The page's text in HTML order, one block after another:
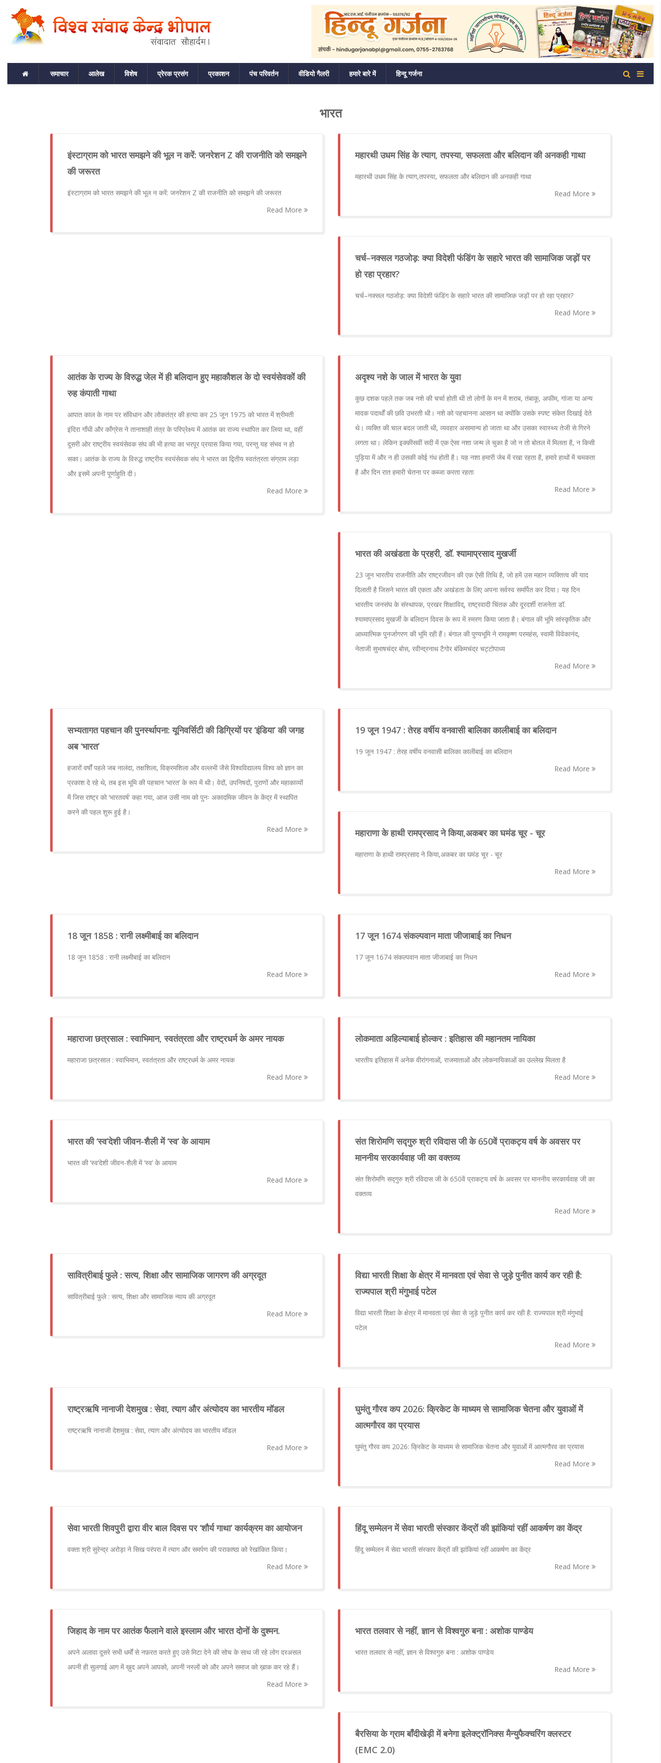
समाचार आलेख विशेष प्रेरक प्रसंग प्रकाशन पंच परिवर्तन वीडियो गैलरी हमारे बारे में हिन्दू गर्जना
भारत
इंस्टाग्राम को भारत समझने की भूल न करें: जनरेशन Z की राजनीति को समझने
की जरूरत
इंस्टाग्राम को भारत समझने की भूल न करें: जनरेशन Z की राजनीति को समझने की जरूरत
Read More
महारथी उधम सिंह के त्याग, तपस्या, सफलता और बलिदान की अनकही गाथा
महारथी उधम सिंह के त्याग,तपस्या, सफलता और बलिदान की अनकही गाथा
Read More
चर्च–नक्सल गठजोड़: क्या विदेशी फंडिंग के सहारे भारत की सामाजिक जड़ों पर
हो रहा प्रहार?
चर्च–नक्सल गठजोड़: क्या विदेशी फंडिंग के सहारे भारत की सामाजिक जड़ों पर हो रहा प्रहार?
Read More
आतंक के राज्य के विरुद्ध जेल में ही बलिदान हुए महाकौशल के दो स्वयंसेवकों की
रुह कंपाती गाथा
आपात काल के नाम पर संविधान और लोकतंत्र की हत्या कर 25 जून 1975 को भारत में श्रीमती
इंदिरा गाँधी और कॉंग्रेस ने तानाशाही तंत्र के परिप्रेक्ष्य में आतंक का राज्य स्थापित कर लिया था, वहीं
दूसरी ओर राष्ट्रीय स्वयंसेवक संघ की भी हत्या का भरपूर प्रयास किया गया, परन्तु यह संभव न हो
सका। आतंक के राज्य के विरुद्ध राष्ट्रीय स्वयंसेवक संघ ने भारत का द्वितीय स्वतंत्रता संग्राम लड़ा
और इसमें अपनी पूर्णाहुति दी।
Read More
अदृश्य नशे के जाल में भारत के युवा
कुछ दशक पहले तक जब नशे की चर्चा होती थी तो लोगों के मन में शराब, तंबाकू, अफीम, गांजा या अन्य
मादक पदार्थों की छवि उभरती थी। नशे को पहचानना आसान था क्योंकि उसके स्पष्ट संकेत दिखाई देते
थे। व्यक्ति की चाल बदल जाती थी, व्यवहार असामान्य हो जाता था और उसका स्वास्थ्य तेजी से गिरने
लगता था। लेकिन इक्कीसवीं सदी में एक ऐसा नशा जन्म ले चुका है जो न तो बोतल में मिलता है, न किसी
पुड़िया में और न ही उसकी कोई गंध होती है। यह नशा हमारी जेब में रखा रहता है, हमारे हाथों में चमकता
है और दिन रात हमारी चेतना पर कब्जा करता रहता
Read More
भारत की अखंडता के प्रहरी, डॉ. श्यामाप्रसाद मुखर्जी
23 जून भारतीय राजनीति और राष्ट्रजीवन की एक ऐसी तिथि है, जो हमें उस महान व्यक्तित्व की याद
दिलाती है जिसने भारत की एकता और अखंडता के लिए अपना सर्वस्व समर्पित कर दिया। यह दिन
भारतीय जनसंघ के संस्थापक, प्रखर शिक्षाविद्, राष्ट्रवादी चिंतक और दूरदर्शी राजनेता डॉ.
श्यामाप्रसाद मुखर्जी के बलिदान दिवस के रूप में स्मरण किया जाता है। बंगाल की भूमि सांस्कृतिक और
आध्यात्मिक पुनर्जागरण की भूमि रही हैं। बंगाल की पुण्यभूमि ने रामकृष्ण परमहंस, स्वामी विवेकानंद,
नेताजी सुभाषचंद्र बोस, रवीन्द्रनाथ टैगोर बंकिमचंद्र चट्टोपाध्य
Read More
सभ्यतागत पहचान की पुनर्स्थापना: यूनिवर्सिटी की डिग्रियों पर ‘इंडिया’ की जगह
अब ‘भारत’
हजारों वर्षों पहले जब नालंदा, तक्षशिला, विक्रमशिला और वल्लभी जैसे विश्वविद्यालय विश्व को ज्ञान का
प्रकाश दे रहे थे, तब इस भूमि की पहचान ‘भारत’ के रूप में थी। वेदों, उपनिषदों, पुराणों और महाकाव्यों
में जिस राष्ट्र को ‘भारतवर्ष’ कहा गया, आज उसी नाम को पुनः अकादमिक जीवन के केंद्र में स्थापित
करने की पहल शुरू हुई है।
Read More
19 जून 1947 : तेरह वर्षीय वनवासी बालिका कालीबाई का बलिदान
19 जून 1947 : तेरह वर्षीय वनवासी बालिका कालीबाई का बलिदान
Read More
महाराणा के हाथी रामप्रसाद ने किया,अकबर का घमंड चूर - चूर
महाराणा के हाथी रामप्रसाद ने किया,अकबर का घमंड चूर - चूर
Read More
18 जून 1858 : रानी लक्ष्मीबाई का बलिदान
18 जून 1858 : रानी लक्ष्मीबाई का बलिदान
Read More
17 जून 1674 संकल्पवान माता जीजाबाई का निधन
17 जून 1674 संकल्पवान माता जीजाबाई का निधन
Read More
महाराजा छत्रसाल : स्वाभिमान, स्वतंत्रता और राष्ट्रधर्म के अमर नायक
महाराजा छत्रसाल : स्वाभिमान, स्वतंत्रता और राष्ट्रधर्म के अमर नायक
Read More
लोकमाता अहिल्याबाई होल्कर : इतिहास की महानतम नायिका
भारतीय इतिहास में अनेक वीरांगनाओं, राजमाताओं और लोकनायिकाओं का उल्लेख मिलता है
Read More
भारत की ‘स्व’देशी जीवन-शैली में ‘स्व’ के आयाम
भारत की ‘स्व’देशी जीवन-शैली में ‘स्व’ के आयाम
Read More
संत शिरोमणि सद्गुरु श्री रविदास जी के 650वें प्राकट्य वर्ष के अवसर पर
माननीय सरकार्यवाह जी का वक्तव्य
संत शिरोमणि सद्गुरु श्री रविदास जी के 650वें प्राकट्य वर्ष के अवसर पर माननीय सरकार्यवाह जी का
वक्तव्य
Read More
सावित्रीबाई फुले : सत्य, शिक्षा और सामाजिक जागरण की अग्रदूत
सावित्रीबाई फुले : सत्य, शिक्षा और सामाजिक न्याय की अग्रदूत
Read More
विद्या भारती शिक्षा के क्षेत्र में मानवता एवं सेवा से जुड़े पुनीत कार्य कर रही है:
राज्यपाल श्री मंगुभाई पटेल
विद्या भारती शिक्षा के क्षेत्र में मानवता एवं सेवा से जुड़े पुनीत कार्य कर रही है: राज्यपाल श्री मंगुभाई
पटेल
Read More
राष्ट्रऋषि नानाजी देशमुख : सेवा, त्याग और अंत्योदय का भारतीय मॉडल
राष्ट्रऋषि नानाजी देशमुख : सेवा, त्याग और अंत्योदय का भारतीय मॉडल
Read More
घुमंतु गौरव कप 2026: क्रिकेट के माध्यम से सामाजिक चेतना और युवाओं में
आत्मगौरव का प्रयास
घुमंतु गौरव कप 2026: क्रिकेट के माध्यम से सामाजिक चेतना और युवाओं में आत्मगौरव का प्रयास
Read More
सेवा भारती शिवपुरी द्वारा वीर बाल दिवस पर ‘शौर्य गाथा’ कार्यक्रम का आयोजन
वक्ता श्री सुरेन्द्र अरोड़ा ने सिख परंपरा में त्याग और समर्पण की पराकाष्ठा को रेखांकित किया।
Read More
हिंदू सम्मेलन में सेवा भारती संस्कार केंद्रों की झांकियां रहीं आकर्षण का केंद्र
हिंदू सम्मेलन में सेवा भारती संस्कार केंद्रों की झांकियां रहीं आकर्षण का केंद्र
Read More
जिहाद के नाम पर आतंक फैलाने वाले इस्लाम और भारत दोनों के दुश्मन.
अपने अलावा दूसरे सभी धर्मों से नफ़रत करते हुए उसे मिटा देने की सोच के साथ जी रहे लोग दरअसल
अपनी ही सुलगाई आग में ख़ुद अपने आपको, अपनी नस्लों को और अपने समाज को ख़ाक कर रहे हैं।
Read More
भारत तलवार से नहीं, ज्ञान से विश्वगुरु बना : अशोक पाण्डेय
भारत तलवार से नहीं, ज्ञान से विश्वगुरु बना : अशोक पाण्डेय
Read More
बैरसिया के ग्राम बाँदीखेड़ी में बनेगा इलेक्ट्रॉनिक्स मैन्युफैक्चरिंग क्लस्टर
(EMC 2.0)